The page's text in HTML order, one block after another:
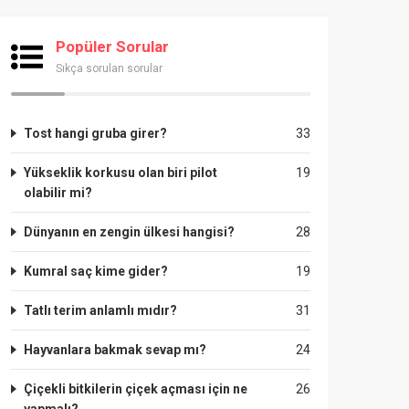
Popüler Sorular
Sıkça sorulan sorular
33
Tost hangi gruba girer?
19
Yükseklik korkusu olan biri pilot
olabilir mi?
28
Dünyanın en zengin ülkesi hangisi?
19
Kumral saç kime gider?
31
Tatlı terim anlamlı mıdır?
24
Hayvanlara bakmak sevap mı?
26
Çiçekli bitkilerin çiçek açması için ne